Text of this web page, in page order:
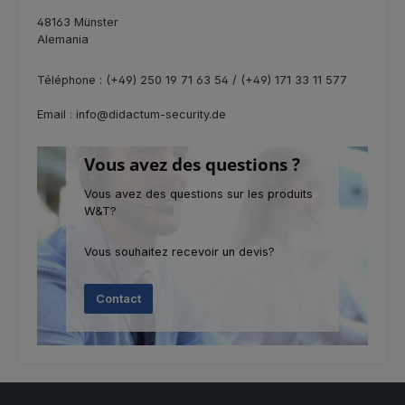
48163 Münster
Alemania
Téléphone : (+49) 250 19 71 63 54 / (+49) 171 33 11 577
Email : info@didactum-security.de
Vous avez des questions ?
Vous avez des questions sur les produits
W&T?
Vous souhaitez recevoir un devis?
Contact